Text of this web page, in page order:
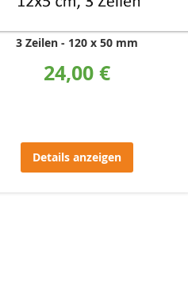
3 Zeilen 120 x 50 mm
24,00 €
Details anzeigen